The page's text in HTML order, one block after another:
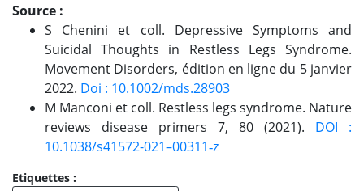
Source :
S Chenini et coll. Depressive Symptoms and
Suicidal Thoughts in Restless Legs Syndrome.
Movement Disorders, édition en ligne du 5 janvier
2022. Doi : 10.1002/mds.28903
M Manconi et coll. Restless legs syndrome. Nature
reviews disease primers 7, 80 (2021). DOI :
10.1038/s41572-021–00311‑z
Etiquettes :